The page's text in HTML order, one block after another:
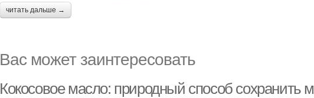
читать дальше →
Вас может заинтересовать
Кокосовое масло: природный способ сохранить